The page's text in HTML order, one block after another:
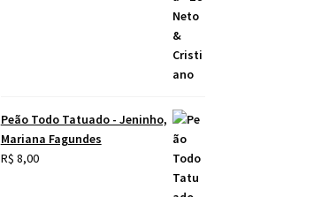
Peão Todo Tatuado - Jeninho,
Mariana Fagundes
R$ 8,00